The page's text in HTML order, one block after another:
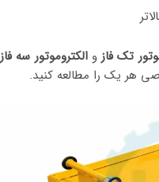
تک فازوالکتروموتور سه فاز
هر یک را مطالعه کنید.